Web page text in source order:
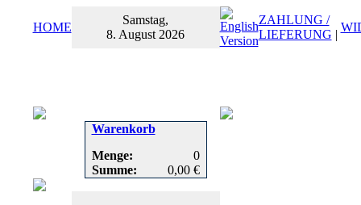
HOME
Samstag,
8. August 2026
ZAHLUNG /
LIEFERUNG |
Warenkorb
Menge:
0
Summe:
0,00 €